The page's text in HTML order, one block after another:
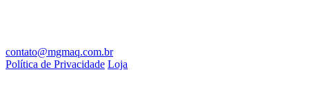
contato@mgmaq.com.br
Política de Privacidade Loja